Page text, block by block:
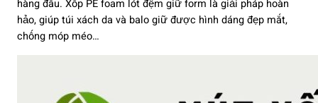
hàng đầu. Xốp PE foam lót đệm giữ form là giải pháp hoàn
hảo, giúp túi xách da và balo giữ được hình dáng đẹp mắt,
chống móp méo…